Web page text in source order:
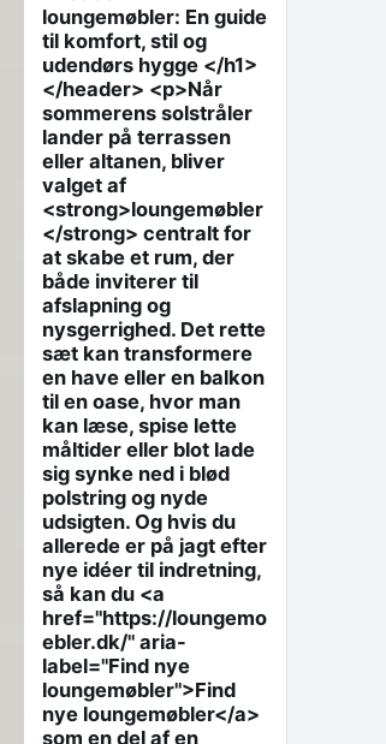
loungemøbler: En guide
til komfort, stil og
udendørs hygge </h1>
</header> <p>Når
sommerens solstråler
lander på terrassen
eller altanen, bliver
valget af
<strong>loungemøbler
</strong> centralt for
at skabe et rum, der
både inviterer til
afslapning og
nysgerrighed. Det rette
sæt kan transformere
en have eller en balkon
til en oase, hvor man
kan læse, spise lette
måltider eller blot lade
sig synke ned i blød
polstring og nyde
udsigten. Og hvis du
allerede er på jagt efter
nye idéer til indretning,
så kan du <a
href="https://loungemo
ebler.dk/" aria-
label="Find nye
loungemøbler">Find
nye loungemøbler</a>
som en del af en